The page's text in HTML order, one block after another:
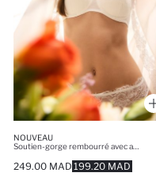
NOUVEAU
199.20 MAD
249.00 MAD